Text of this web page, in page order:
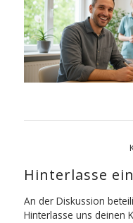
Hinterlasse
An der Diskussion
Hinterlasse uns deinen